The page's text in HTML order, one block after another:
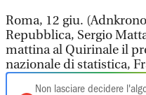
Roma, 12 giu.
Repubblica, Sergio
mattina al Quirinale il
nazionale di statistica,
Non lasciare decidere